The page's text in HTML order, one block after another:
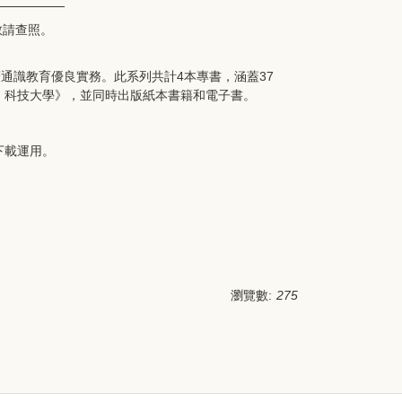
查照。
識教育優良實務。此系列共計4本專書，涵蓋37
技大學》，並同時出版紙本書籍和電子書。
運用。
瀏覽數: 275